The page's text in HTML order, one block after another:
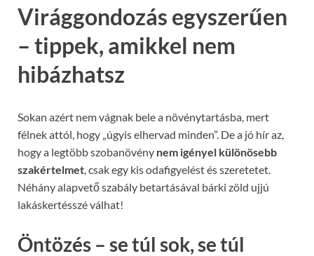
Virággondozás egyszerűen
– tippek, amikkel nem
hibázhatsz
Sokan azért nem vágnak bele a növénytartásba, mert
félnek attól, hogy „úgyis elhervad minden”. De a jó hír az,
hogy a legtöbb szobanövény nem igényel különösebb
szakértelmet, csak egy kis odafigyelést és szeretetet.
Néhány alapvető szabály betartásával bárki zöld ujjú
lakáskertésszé válhat!
Öntözés – se túl sok, se túl